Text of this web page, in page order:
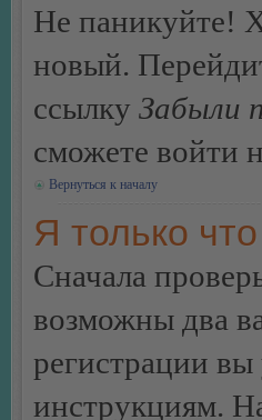
Не паникуйте!
новый.
ссылку Забыли
сможете войти
Вернуться к началу
Я только
Сначала
возможны два
регистрации
инструкциям.